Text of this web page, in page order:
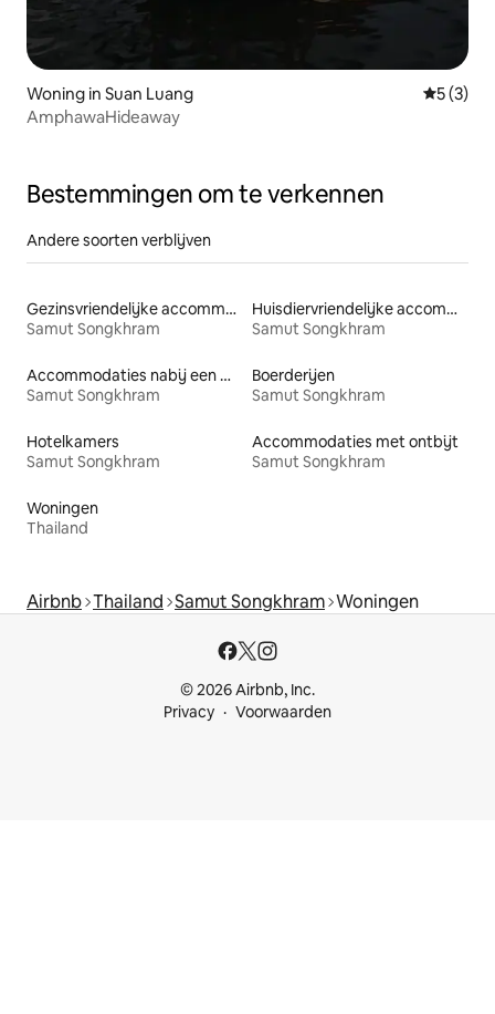
Woning in Suan Luang
5 (3)
AmphawaHideaway
Bestemmingen om te verkennen
Andere soorten verblijven
Gezinsvriendelijke accommodaties
Samut Songkhram
Huisdiervriendelijke accommodaties
Samut Songkhram
Accommodaties nabij een meer
Samut Songkhram
Boerderijen
Samut Songkhram
Hotelkamers
Samut Songkhram
Accommodaties met ontbijt
Samut Songkhram
Woningen
Thailand
Airbnb Thailand Samut Songkhram Woningen
© 2026 Airbnb, Inc.
Privacy
Voorwaarden